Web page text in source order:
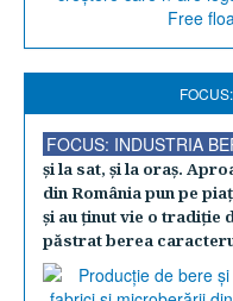
FOCUS: INDUSTRIA
şi la sat, şi la oraş.
din România pun pe
şi au ţinut vie o tradiţie
păstrat berea